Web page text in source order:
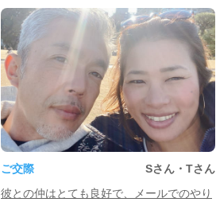
ご交際
Sさん・Tさん
彼との仲はとても良好で、メールでのやり